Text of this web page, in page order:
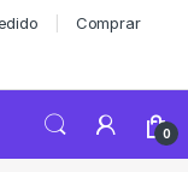
Comprar
0